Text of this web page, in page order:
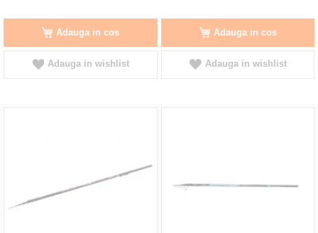
Adauga in cos
Adauga in wishlist
Adauga in cos
Adauga in wishlist